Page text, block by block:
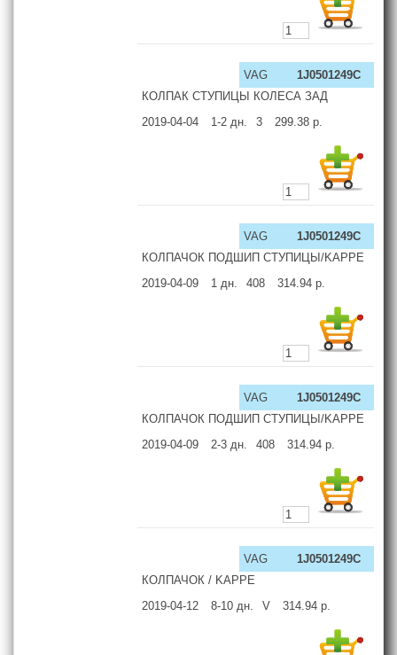
VAG
1J0501249C
КОЛПАК СТУПИЦЫ КОЛЕСА ЗАД
2019-04-04
1-2 дн. 3 299.38 р.
VAG
1J0501249C
КОЛПАЧОК ПОДШИП СТУПИЦЫ/KAPPE
2019-04-09
1 дн. 408 314.94 р.
VAG
1J0501249C
КОЛПАЧОК ПОДШИП СТУПИЦЫ/KAPPE
2019-04-09
2-3 дн. 408 314.94 р.
VAG
1J0501249C
КОЛПАЧОК / KAPPE
2019-04-12
8-10 дн. V 314.94 р.